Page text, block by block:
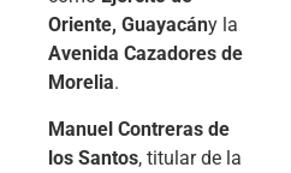
Oriente, Guayacány la
Avenida Cazadores de
Morelia.
Manuel Contreras de
los Santos, titular de la